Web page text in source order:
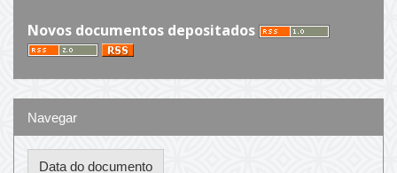
Novos documentos depositados
Navegar